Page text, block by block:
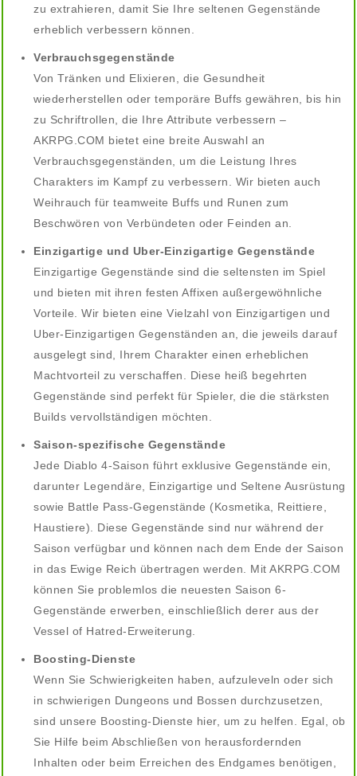
zu extrahieren, damit Sie Ihre seltenen Gegenstände
erheblich verbessern können.
Verbrauchsgegenstände
Von Tränken und Elixieren, die Gesundheit
wiederherstellen oder temporäre Buffs gewähren, bis hin
zu Schriftrollen, die Ihre Attribute verbessern –
AKRPG.COM bietet eine breite Auswahl an
Verbrauchsgegenständen, um die Leistung Ihres
Charakters im Kampf zu verbessern. Wir bieten auch
Weihrauch für teamweite Buffs und Runen zum
Beschwören von Verbündeten oder Feinden an.
Einzigartige und Uber-Einzigartige Gegenstände
Einzigartige Gegenstände sind die seltensten im Spiel
und bieten mit ihren festen Affixen außergewöhnliche
Vorteile. Wir bieten eine Vielzahl von Einzigartigen und
Uber-Einzigartigen Gegenständen an, die jeweils darauf
ausgelegt sind, Ihrem Charakter einen erheblichen
Machtvorteil zu verschaffen. Diese heiß begehrten
Gegenstände sind perfekt für Spieler, die die stärksten
Builds vervollständigen möchten.
Saison-spezifische Gegenstände
Jede Diablo 4-Saison führt exklusive Gegenstände ein,
darunter Legendäre, Einzigartige und Seltene Ausrüstung
sowie Battle Pass-Gegenstände (Kosmetika, Reittiere,
Haustiere). Diese Gegenstände sind nur während der
Saison verfügbar und können nach dem Ende der Saison
in das Ewige Reich übertragen werden. Mit AKRPG.COM
können Sie problemlos die neuesten Saison 6-
Gegenstände erwerben, einschließlich derer aus der
Vessel of Hatred-Erweiterung.
Boosting-Dienste
Wenn Sie Schwierigkeiten haben, aufzuleveln oder sich
in schwierigen Dungeons und Bossen durchzusetzen,
sind unsere Boosting-Dienste hier, um zu helfen. Egal, ob
Sie Hilfe beim Abschließen von herausfordernden
Inhalten oder beim Erreichen des Endgames benötigen,